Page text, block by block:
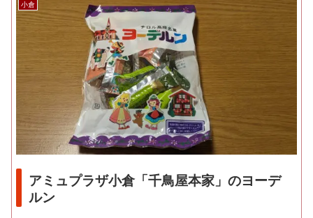
小倉
アミュプラザ小倉「千鳥屋本家」のヨーデ
ルン